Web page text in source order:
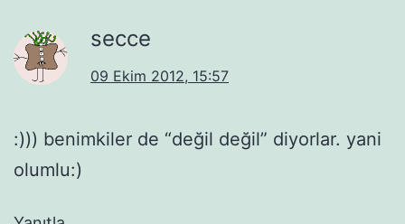
secce
09 Ekim 2012, 15:57
:))) benimkiler de “değil değil” diyorlar. yani
olumlu:)